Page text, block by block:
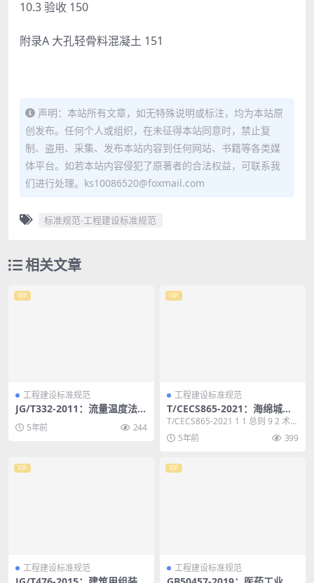
10.3 验收 150
附录A 大孔轻骨料混凝土 151
声明：本站所有文章，如无特殊说明或标注，均为本站原
创发布。任何个人或组织，在未征得本站同意时，禁止复
制、盗用、采集、发布本站内容到任何网站、书籍等各类媒
体平台。如若本站内容侵犯了原著者的合法权益，可联系我
们进行处理。ks10086520@foxmail.com
标准规范-工程建设标准规范
相关文章
VIP
工程建设标准规范
JG/T332-2011：流量温度法热
分配装置技术条件
5年前 244
VIP
工程建设标准规范
T/CECS865-2021：海绵城市
系统方案编制技术导则
T/CECS865-2021 1 1 总则 9 2 术
语 10 3 基本规定 1...
5年前 399
VIP
工程建设标准规范
VIP
工程建设标准规范